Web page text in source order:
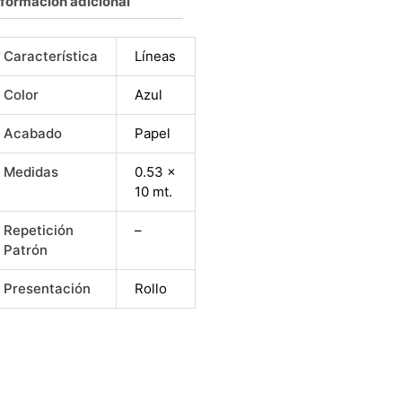
Característica Líneas
Color Azul
Acabado Papel
Medidas
0.53 x
10 mt.
Repetición
Patrón
–
Presentación Rollo